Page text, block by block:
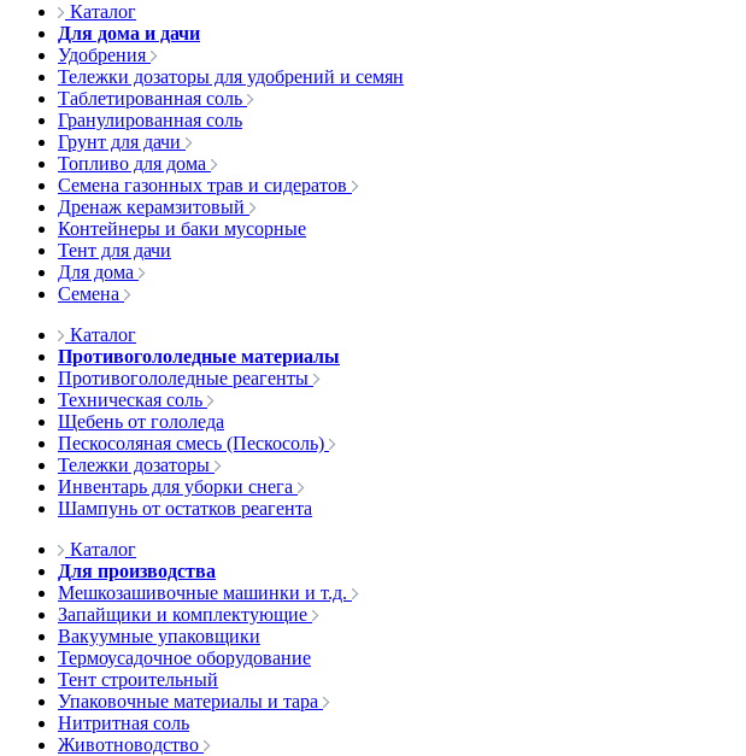
Каталог
Для дома и дачи
Удобрения
Тележки дозаторы для удобрений и семян
Таблетированная соль
Гранулированная соль
Грунт для дачи
Топливо для дома
Семена газонных трав и сидератов
Дренаж керамзитовый
Контейнеры и баки мусорные
Тент для дачи
Для дома
Семена
Каталог
Противогололедные материалы
Противогололедные реагенты
Техническая соль
Щебень от гололеда
Пескосоляная смесь (Пескосоль)
Тележки дозаторы
Инвентарь для уборки снега
Шампунь от остатков реагента
Каталог
Для производства
Мешкозашивочные машинки и т.д.
Запайщики и комплектующие
Вакуумные упаковщики
Термоусадочное оборудование
Тент строительный
Упаковочные материалы и тара
Нитритная соль
Животноводство